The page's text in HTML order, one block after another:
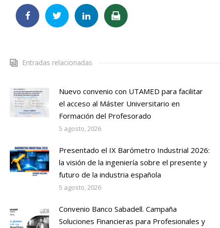
Entradas relacionadas
Nuevo convenio con UTAMED para facilitar
el acceso al Máster Universitario en
Formación del Profesorado
5 agosto, 2026
Presentado el IX Barómetro Industrial 2026:
la visión de la ingeniería sobre el presente y
futuro de la industria española
5 agosto, 2026
Convenio Banco Sabadell. Campaña
Soluciones Financieras para Profesionales y